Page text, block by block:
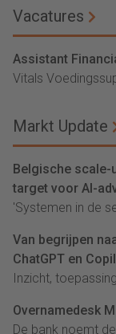
Vacatures
Assistant
Vitals
Markt Update
Belgische scale-
target voor AI-
'Systemen in de
Van begrijpen
ChatGPT en
Inzicht,
Overnamedesk
De bank noemt